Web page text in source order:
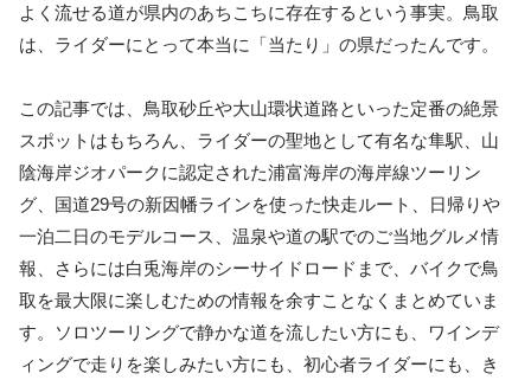
よく流せる道が県内のあちこちに存在するという事実。鳥取
は、ライダーにとって本当に「当たり」の県だったんです。
この記事では、鳥取砂丘や大山環状道路といった定番の絶景
スポットはもちろん、ライダーの聖地として有名な隼駅、山
陰海岸ジオパークに認定された浦富海岸の海岸線ツーリン
グ、国道29号の新因幡ラインを使った快走ルート、日帰りや
一泊二日のモデルコース、温泉や道の駅でのご当地グルメ情
報、さらには白兎海岸のシーサイドロードまで、バイクで鳥
取を最大限に楽しむための情報を余すことなくまとめていま
す。ソロツーリングで静かな道を流したい方にも、ワインデ
ィングで走りを楽しみたい方にも、初心者ライダーにも、き